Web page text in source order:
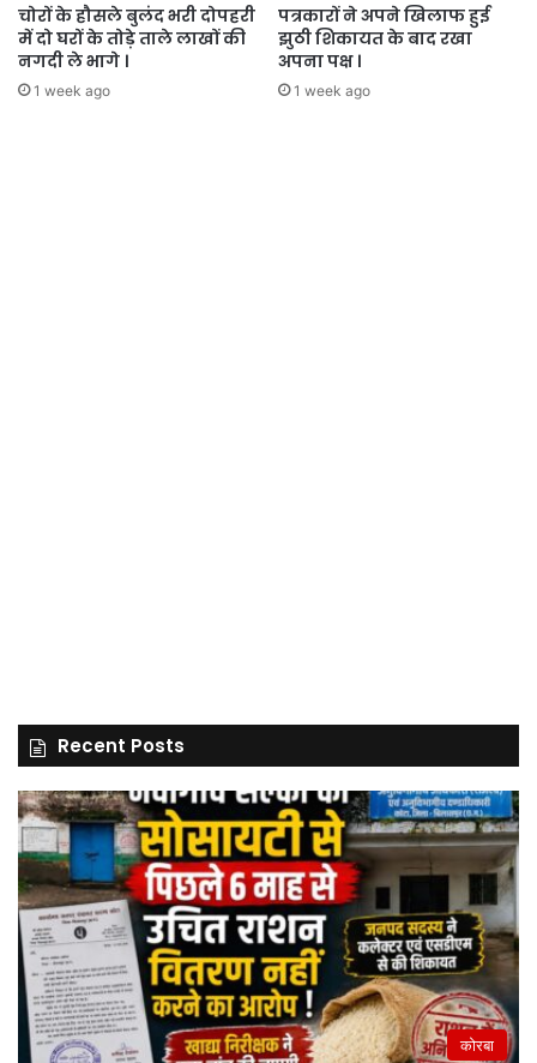
चोरों के हौसले बुलंद भरी दोपहरी
में दो घरों के तोड़े ताले लाखों की
नगदी ले भागे ।
1 week ago
पत्रकारों ने अपने खिलाफ हुई
झुठी शिकायत के बाद रखा
अपना पक्ष ।
1 week ago
Recent Posts
कोरबा